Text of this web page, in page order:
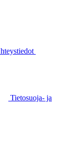
Tietosuoja- ja